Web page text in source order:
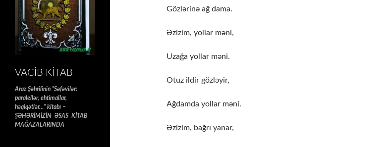
Gözlərinə ağ dama.
Əzizim, yollar məni,
Uzağa yollar məni.
Otuz ildir gözləyir,
Ağdamda yollar məni.
Əzizim, bağrı yanar,
VACIB KITAB
Araz Şəhrilinin “Səfəvilər:
paralellər, ehtimallar,
həqiqətlər…” kitabı –
ŞƏHƏRİMİZİN ƏSAS KİTAB
MAĞAZALARINDA